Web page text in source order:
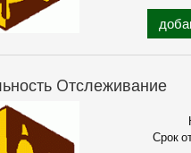
Oтслеживание
Срок